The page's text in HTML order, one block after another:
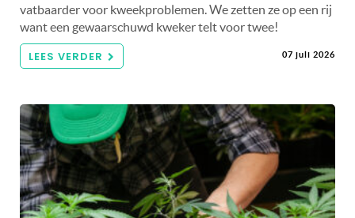
vatbaarder voor kweekproblemen. We zetten ze op een rij
want een gewaarschuwd kweker telt voor twee!
LEES VERDER 07 juli 2026